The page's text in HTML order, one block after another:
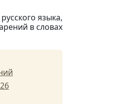
языка,
в словах